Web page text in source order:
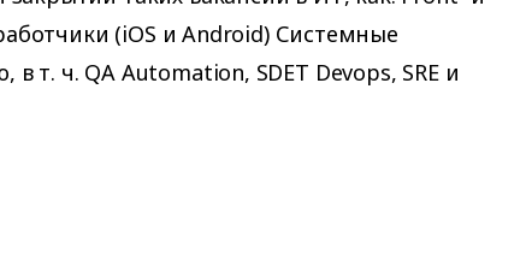
(iOS и Android) Системные
т. ч. QA Automation, SDET Devops, SRE и